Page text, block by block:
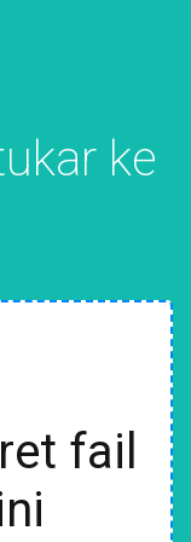
ke
fail